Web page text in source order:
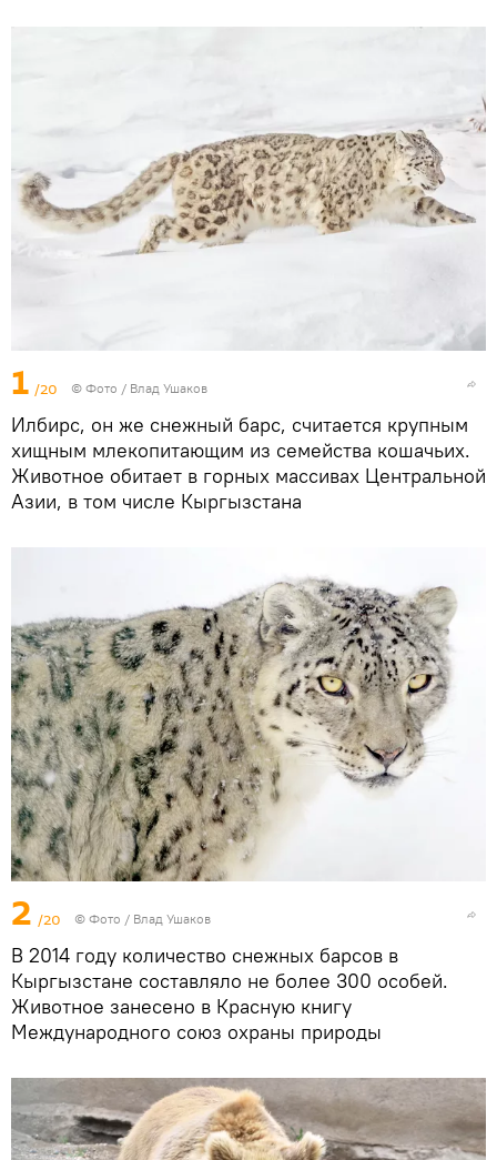
1 /20 © Фото / Влад Ушаков
Илбирс, он же снежный барс, считается крупным
хищным млекопитающим из семейства кошачьих.
Животное обитает в горных массивах Центральной
Азии, в том числе Кыргызстана
2 /20 © Фото / Влад Ушаков
В 2014 году количество снежных барсов в
Кыргызстане составляло не более 300 особей.
Животное занесено в Красную книгу
Международного союз охраны природы